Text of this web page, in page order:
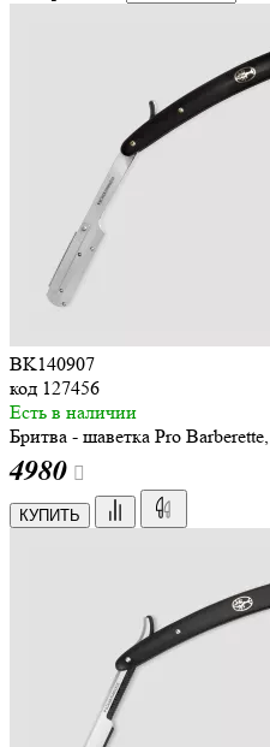
BK140907
код 127456
Есть в наличии
Бритва - шаветка Pro
4980
КУПИТЬ